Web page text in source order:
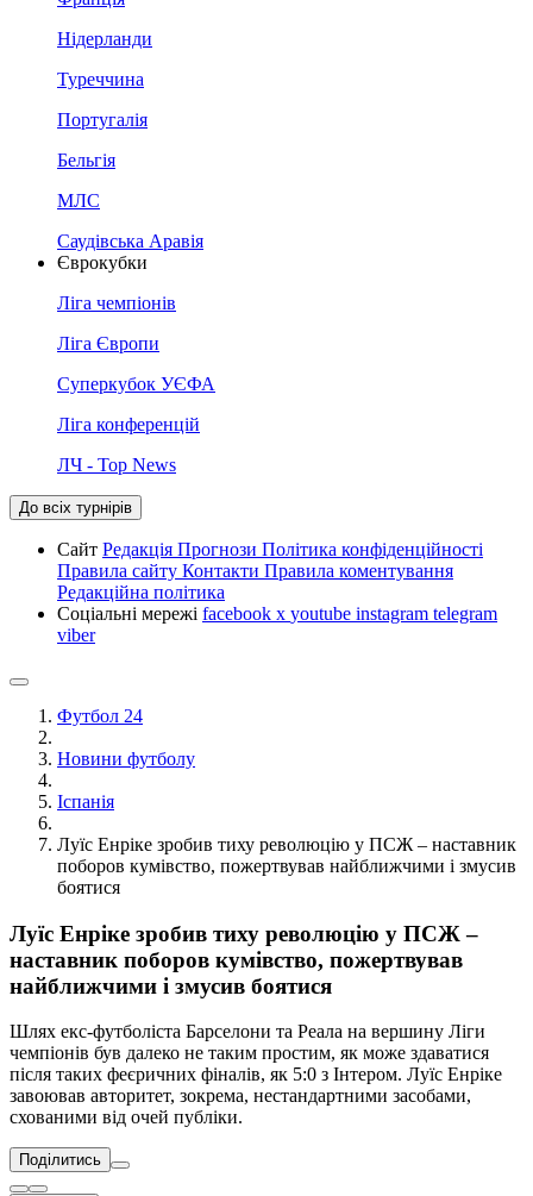
Нідерланди
Туреччина
Португалія
Бельгія
МЛС
Саудівська Аравія
Єврокубки
Ліга чемпіонів
Ліга Європи
Суперкубок УЄФА
Ліга конференцій
ЛЧ - Top News
До всіх турнірів
Сайт Редакція Прогнози Політика конфіденційності
Правила сайту Контакти Правила коментування
Редакційна політика
Соціальні мережі facebook x youtube instagram telegram
viber
Футбол 24
Новини футболу
Іспанія
Луїс Енріке зробив тиху революцію у ПСЖ – наставник
поборов кумівство, пожертвував найближчими і змусив
боятися
Луїс Енріке зробив тиху революцію у ПСЖ –
наставник поборов кумівство, пожертвував
найближчими і змусив боятися
Шлях екс-футболіста Барселони та Реала на вершину Ліги
чемпіонів був далеко не таким простим, як може здаватися
після таких феєричних фіналів, як 5:0 з Інтером. Луїс Енріке
завоював авторитет, зокрема, нестандартними засобами,
схованими від очей публіки.
Поділитись